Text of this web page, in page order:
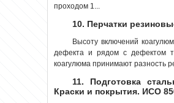
проходом 1...
10. Перчатки
Высоту включений
дефекта и рядом с дефектом
коагулюма принимают разность
11. Подготовка
Краски и покрытия. ИСО